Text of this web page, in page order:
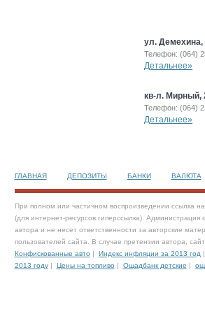
ул. Демехина,
Телефон: (064)
Детальнее»
кв-л. Мирный,
Телефон: (064)
Детальнее»
ГЛАВНАЯ ДЕПОЗИТЫ БАНКИ ВАЛЮТА
При полном или частичном воспроизведении ссылка
(для интернет-ресурсов гиперссылка).
автора и не несет ответственности за авторские
пользователей сайта. В случае претензии автора,
Конфискованные авто | Индекс инфляции за 2013 год |
2013 году| Цены на топливо | Ощадбанк детские |